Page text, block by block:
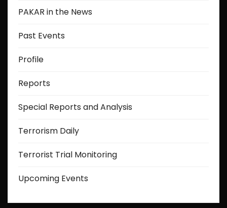
PAKAR in the News
Past Events
Profile
Reports
Special Reports and Analysis
Terrorism Daily
Terrorist Trial Monitoring
Upcoming Events